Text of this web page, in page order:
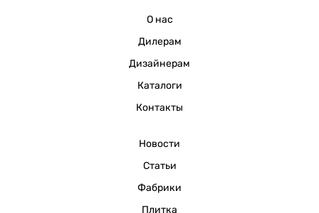
О нас
Дилерам
Дизайнерам
Каталоги
Контакты
Новости
Статьи
Фабрики
Плитка